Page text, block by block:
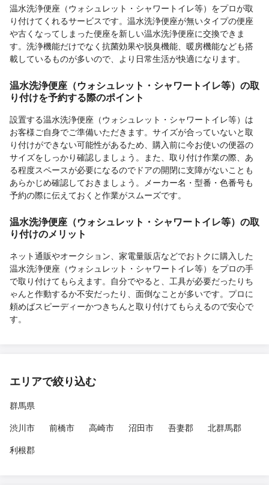
温水洗浄便座（ウォシュレット・シャワートイレ等）をプロが取
り付けてくれるサービスです。温水洗浄便座が無いタイプの便座
や古くなってしまった便座を新しい温水洗浄便座に交換できま
す。洗浄機能だけでなく抗菌効果や脱臭機能、暖房機能なども搭
載しているものが多いので、より日常生活が快適になります。
温水洗浄便座（ウォシュレット・シャワートイレ等）の取
り付けを予約する際のポイント
設置する温水洗浄便座（ウォシュレット・シャワートイレ等）は
お客様ご自身でご準備いただきます。サイズが合っていないと取
り付けができない可能性があるため、購入前に今お使いの便器の
サイズをしっかり確認しましょう。また、取り付け作業の際、あ
る程度スペースが必要になるのでドアの開閉に支障がないことも
あらかじめ確認しておきましょう。メーカー名・型番・色番号も
予約の際に伝えておくと作業がスムーズです。
温水洗浄便座（ウォシュレット・シャワートイレ等）の取
り付けのメリット
ネット通販やオークション、家電量販店などでおトクに購入した
温水洗浄便座（ウォシュレット・シャワートイレ等）をプロの手
で取り付けてもらえます。自分でやると、工具が必要だったりち
ゃんと作動するか不安だったり、面倒なことが多いです。プロに
頼めばスピーディーかつきちんと取り付けてもらえるので安心で
す。
エリアで絞り込む
群馬県
渋川市
前橋市 高崎市 沼田市 吾妻郡
北群馬郡
利根郡